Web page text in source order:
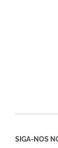
SIGA-NOS